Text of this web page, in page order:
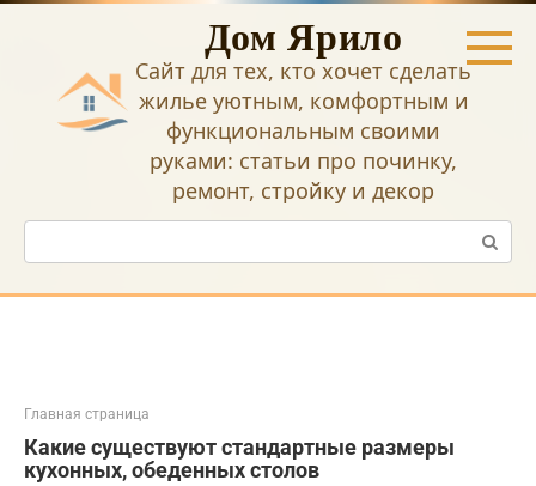
Перейти
Дом Ярило
Сайт для тех, кто хочет сделать
жилье уютным, комфортным и
функциональным своими
руками: статьи про починку,
ремонт, стройку и декор
Поиск:
Главная страница
Какие существуют стандартные размеры
кухонных, обеденных столов